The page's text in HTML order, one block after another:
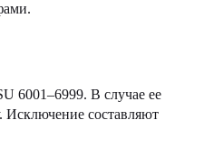
6001–6999. В случае ее
Исключение составляют